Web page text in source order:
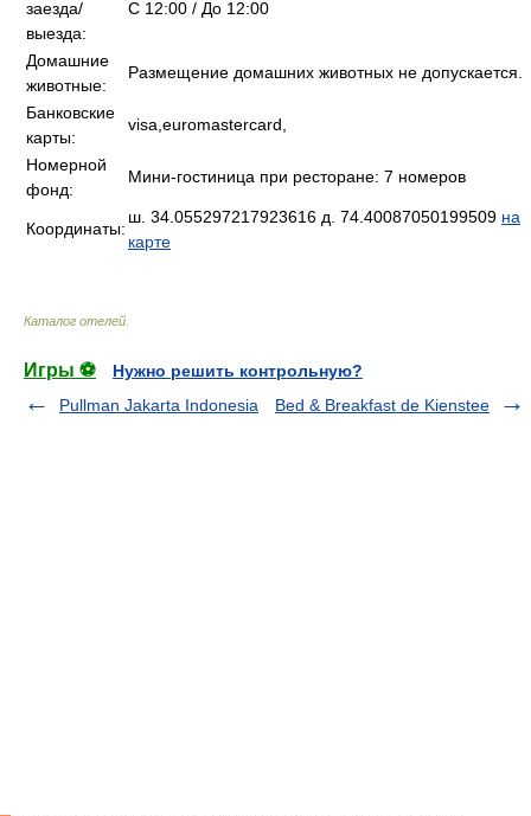
заезда/
выезда:
C 12:00 / До 12:00
Домашние
животные:
Размещение домашних животных не допускается.
Банковские
карты:
visa,euromastercard,
Номерной
фонд:
Мини-гостиница при ресторане: 7 номеров
Координаты:
ш. 34.055297217923616 д. 74.40087050199509 на
карте
Каталог отелей
Игры ⚽
Нужно решить контрольную?
Pullman Jakarta Indonesia
Bed & Breakfast de Kienstee